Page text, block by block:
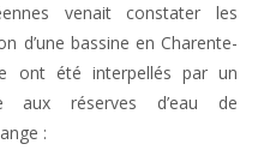
venait constater les
d’une bassine en Charente-
ont été interpellés par un
aux réserves d’eau de
: